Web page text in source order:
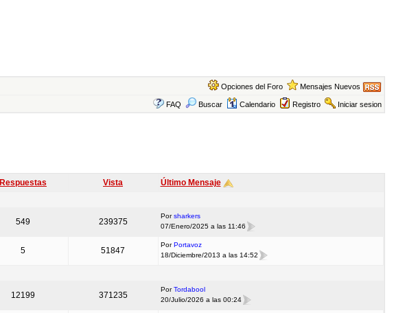
Opciones del Foro Mensajes Nuevos
FAQ Buscar Calendario Registro Iniciar sesion
Respuestas Vista
Último Mensaje
549 239375
Porsharkers
07/Enero/2025 a las 11:46
5 51847
PorPortavoz
18/Diciembre/2013 a las 14:52
12199 371235
PorTordabool
20/Julio/2026 a las 00:24